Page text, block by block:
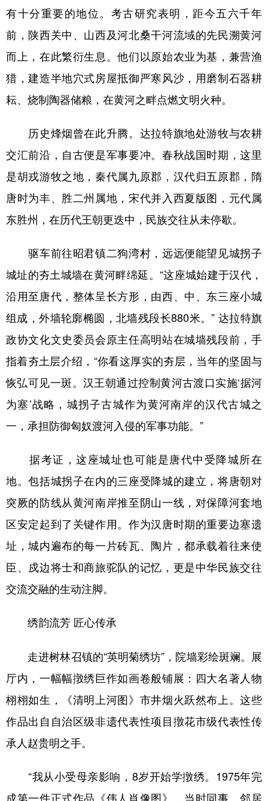
有十分重要的地位。考古研究表明，距今五六千年
前，陕西关中、山西及河北桑干河流域的先民溯黄河
而上，在此繁衍生息。他们以原始农业为基，兼营渔
猎，建造半地穴式房屋抵御严寒风沙，用磨制石器耕
耘、烧制陶器储粮，在黄河之畔点燃文明火种。
历史烽烟曾在此升腾。达拉特旗地处游牧与农耕
交汇前沿，自古便是军事要冲。春秋战国时期，这里
是胡戎游牧之地，秦代属九原郡，汉代归五原郡，隋
唐时为丰、胜二州属地，宋代并入西夏版图，元代属
东胜州，在历代王朝更迭中，民族交往从未停歇。
驱车前往昭君镇二狗湾村，远远便能望见城拐子
城址的夯土城墙在黄河畔绵延。“这座城始建于汉代，
沿用至唐代，整体呈长方形，由西、中、东三座小城
组成，外墙轮廓椭圆，北墙残段长880米。” 达拉特旗
政协文化文史委员会原主任高明站在城墙残段前，手
指着夯土层介绍，“你看这厚实的夯层，当年的坚固与
恢弘可见一斑。汉王朝通过控制黄河古渡口实施‘据河
为塞’战略，城拐子古城作为黄河南岸的汉代古城之
一，承担防御匈奴渡河入侵的军事功能。”
据考证，这座城址也可能是唐代中受降城所在
地。包括城拐子在内的三座受降城的建立，将唐朝对
突厥的防线从黄河南岸推至阴山一线，对保障河套地
区安定起到了关键作用。作为汉唐时期的重要边塞遗
址，城内遍布的每一片砖瓦、陶片，都承载着往来使
臣、戍边将士和商旅驼队的记忆，更是中华民族交往
交流交融的生动注脚。
绣韵流芳 匠心传承
走进树林召镇的“英明菊绣坊”，院墙彩绘斑斓。展
厅内，一幅幅撴绣巨作如画卷般铺展：四大名著人物
栩栩如生，《清明上河图》市井烟火跃然布上。这些
作品出自自治区级非遗代表性项目撴花市级代表性传
承人赵贵明之手。
“我从小受母亲影响，8岁开始学撴绣。1975年完
成第一件正式作品《伟人肖像图》，当时同事、邻居